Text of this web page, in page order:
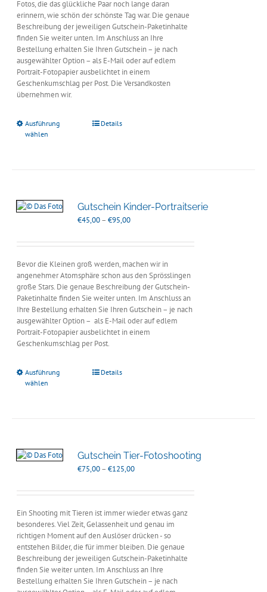
Fotos, die das glückliche Paar noch lange daran
erinnern, wie schön der schönste Tag war. Die genaue
Beschreibung der jeweiligen Gutschein-Paketinhalte
finden Sie weiter unten. Im Anschluss an Ihre
Bestellung erhalten Sie Ihren Gutschein – je nach
ausgewählter Option – als E-Mail oder auf edlem
Portrait-Fotopapier ausbelichtet in einem
Geschenkumschlag per Post. Die Versandkosten
übernehmen wir.
Ausführung
wählen
Details
Gutschein Kinder-Portraitserie
€45,00–€95,00Preisspanne:
bis
Bevor die Kleinen groß werden, machen wir in
angenehmer Atomsphäre schon aus den Sprösslingen
große Stars. Die genaue Beschreibung der Gutschein-
Paketinhalte finden Sie weiter unten. Im Anschluss an
Ihre Bestellung erhalten Sie Ihren Gutschein – je nach
ausgewählter Option – als E-Mail oder auf edlem
Portrait-Fotopapier ausbelichtet in einem
Geschenkumschlag per Post.
Ausführung
wählen
Details
Gutschein Tier-Fotoshooting
€75,00–€125,00Preisspanne:
bis
Ein Shooting mit Tieren ist immer wieder etwas ganz
besonderes. Viel Zeit, Gelassenheit und genau im
richtigen Moment auf den Auslöser drücken - so
entstehen Bilder, die für immer bleiben. Die genaue
Beschreibung der jeweiligen Gutschein-Paketinhalte
finden Sie weiter unten. Im Anschluss an Ihre
Bestellung erhalten Sie Ihren Gutschein – je nach